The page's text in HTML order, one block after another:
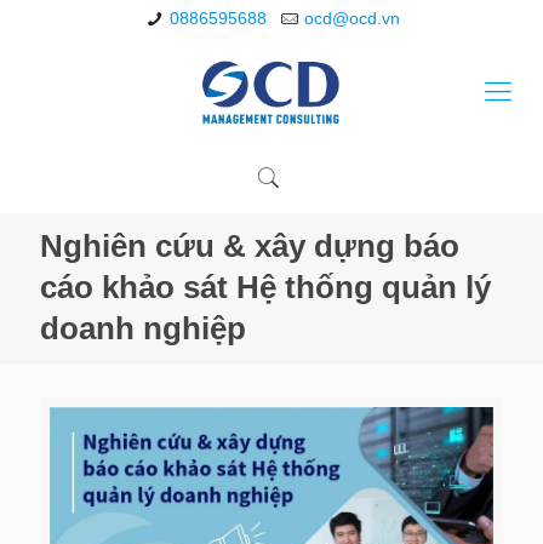
0886595688 ocd@ocd.vn
Nghiên cứu & xây dựng báo
cáo khảo sát Hệ thống quản lý
doanh nghiệp